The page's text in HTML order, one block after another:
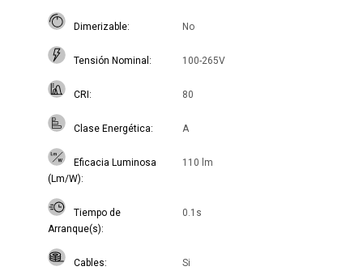
Dimerizable No
Tensión Nominal 100-265V
CRI 80
Clase Energética A
Eficacia Luminosa
(Lm/W)
110 lm
Tiempo de
Arranque(s)
0.1s
Cables Si